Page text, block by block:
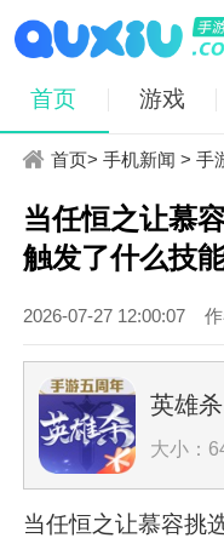
首页 游戏
首页>手机新闻 >手
当任恒之让慕
触发了什么技
2026-07-27 12:00:07
英雄杀
大小：
当任恒之让慕容挑